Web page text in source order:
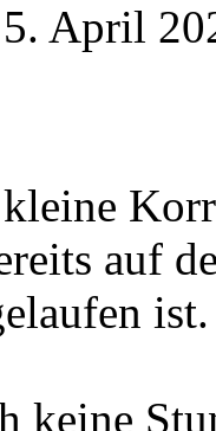
April
auf
ist.
keine